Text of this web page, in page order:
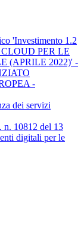
'Investimento 1.2
PER LE
(APRILE 2022)' -
-
dei servizi
n. 10812 del 13
digitali per le